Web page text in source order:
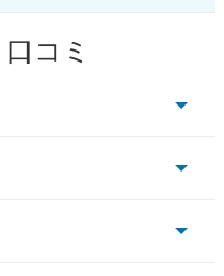
コミ